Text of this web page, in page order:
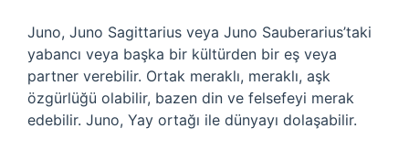
Juno, Juno Sagittarius veya Juno Sauberarius’taki
yabancı veya başka bir kültürden bir eş veya
partner verebilir. Ortak meraklı, meraklı, aşk
özgürlüğü olabilir, bazen din ve felsefeyi merak
edebilir. Juno, Yay ortağı ile dünyayı dolaşabilir.